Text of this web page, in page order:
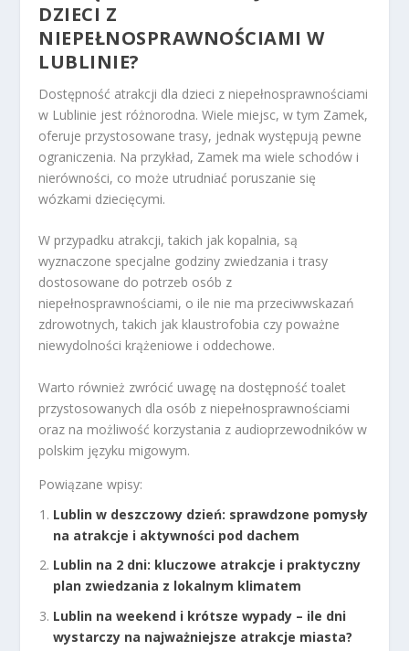
DZIECI Z
NIEPEŁNOSPRAWNOŚCIAMI W
LUBLINIE?
Dostępność atrakcji dla dzieci z niepełnosprawnościami
w Lublinie jest różnorodna. Wiele miejsc, w tym Zamek,
oferuje przystosowane trasy, jednak występują pewne
ograniczenia. Na przykład, Zamek ma wiele schodów i
nierówności, co może utrudniać poruszanie się
wózkami dziecięcymi.
W przypadku atrakcji, takich jak kopalnia, są
wyznaczone specjalne godziny zwiedzania i trasy
dostosowane do potrzeb osób z
niepełnosprawnościami, o ile nie ma przeciwwskazań
zdrowotnych, takich jak klaustrofobia czy poważne
niewydolności krążeniowe i oddechowe.
Warto również zwrócić uwagę na dostępność toalet
przystosowanych dla osób z niepełnosprawnościami
oraz na możliwość korzystania z audioprzewodników w
polskim języku migowym.
Powiązane wpisy:
Lublin w deszczowy dzień: sprawdzone pomysły
na atrakcje i aktywności pod dachem
Lublin na 2 dni: kluczowe atrakcje i praktyczny
plan zwiedzania z lokalnym klimatem
Lublin na weekend i krótsze wypady – ile dni
wystarczy na najważniejsze atrakcje miasta?